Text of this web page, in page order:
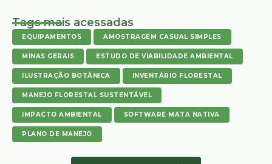
Tags mais acessadas
EQUIPAMENTOS AMOSTRAGEM CASUAL SIMPLES
MINAS GERAIS ESTUDO DE VIABILIDADE AMBIENTAL
ILUSTRAÇÃO BOTÂNICA INVENTÁRIO FLORESTAL
MANEJO FLORESTAL SUSTENTÁVEL
IMPACTO AMBIENTAL SOFTWARE MATA NATIVA
PLANO DE MANEJO